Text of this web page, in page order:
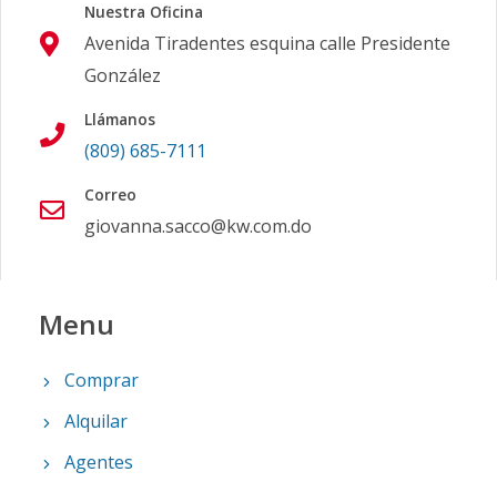
Nuestra Oficina
Avenida Tiradentes esquina calle Presidente
González
Llámanos
(809) 685-7111
Correo
giovanna.sacco@kw.com.do
Menu
Comprar
Alquilar
Agentes